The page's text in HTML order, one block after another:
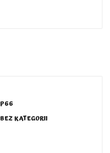
P66
BEZ KATEGORII